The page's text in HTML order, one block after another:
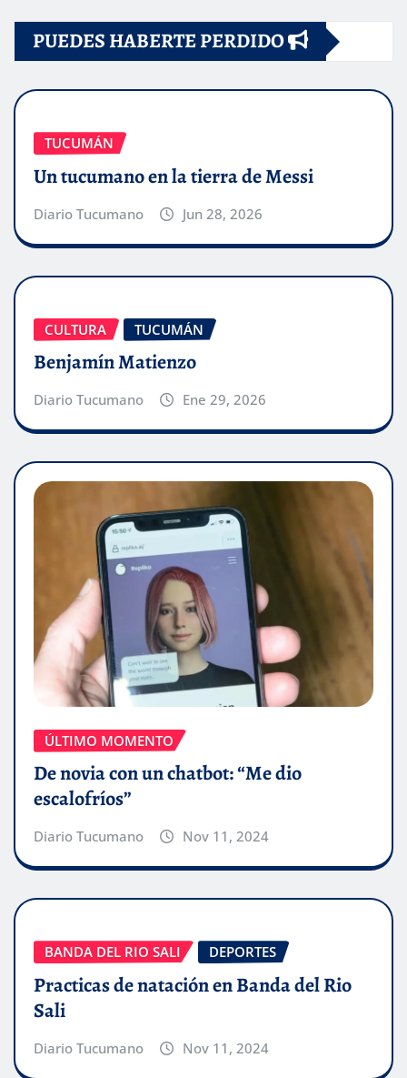
PUEDES HABERTE PERDIDO
TUCUMÁN
Un tucumano en la tierra de Messi
Diario Tucumano Jun 28, 2026
CULTURA TUCUMÁN
Benjamín Matienzo
Diario Tucumano Ene 29, 2026
ÚLTIMO MOMENTO
De novia con un chatbot: “Me dio
escalofríos”
Diario Tucumano Nov 11, 2024
BANDA DEL RIO SALI DEPORTES
Practicas de natación en Banda del Rio
Sali
Diario Tucumano Nov 11, 2024